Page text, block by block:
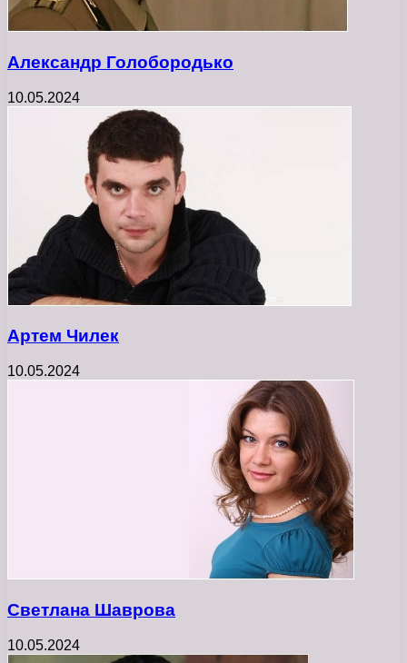
Александр Голобородько
10.05.2024
Артем Чилек
10.05.2024
Светлана Шаврова
10.05.2024